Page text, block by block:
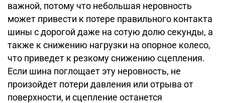
важной, потому что небольшая неровность
может привести к потере правильного контакта
шины с дорогой даже на сотую долю секунды, а
также к снижению нагрузки на опорное колесо,
что приведет к резкому снижению сцепления.
Если шина поглощает эту неровность, не
произойдет потери давления или отрыва от
поверхности, и сцепление останется